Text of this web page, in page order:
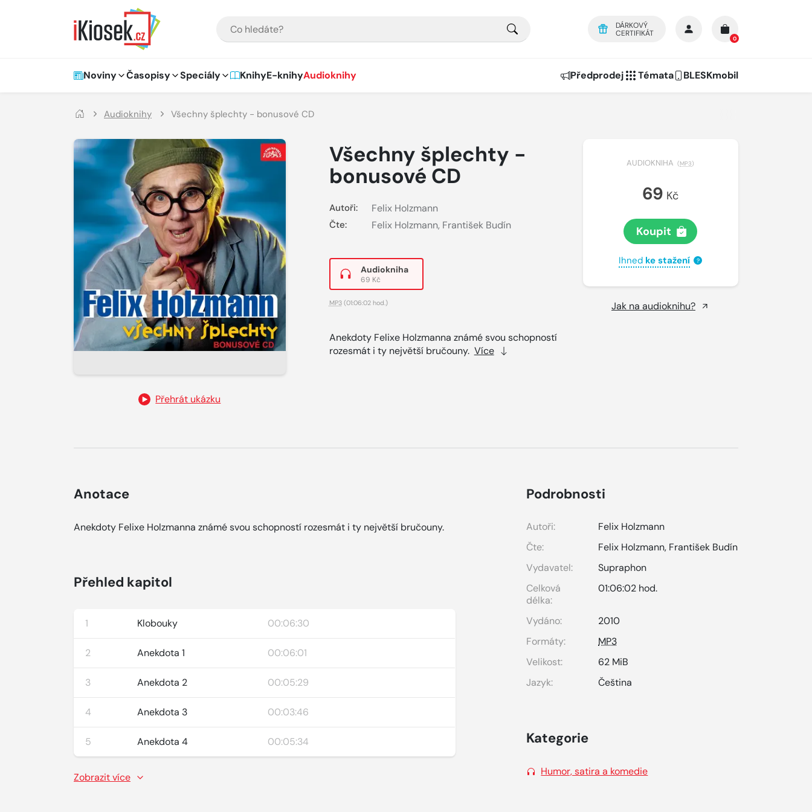
DÁRKOVÝ
CERTIFIKÁT
0
Hlavní navigace
Noviny Časopisy Speciály KnihyE-knihyAudioknihy Předprodej Témata BLESKmobil
Audioknihy Všechny šplechty - bonusové CD
Přehrát ukázku
Všechny šplechty -
bonusové CD
Autoři: Felix Holzmann
Čte: Felix Holzmann, František Budín
Audiokniha
69 Kč
MP3(01:06:02 hod.)
Anekdoty Felixe Holzmanna známé svou schopností
rozesmát i ty největší bručouny. Více
AUDIOKNIHA (MP3)
69 Kč
Koupit
Ihned ke stažení ?
Jak na audioknihu?
Anotace
Anekdoty Felixe Holzmanna známé svou schopností rozesmát i ty největší bručouny.
Přehled kapitol
1 Klobouky 00:06:30
2 Anekdota 1 00:06:01
3 Anekdota 2 00:05:29
4 Anekdota 3 00:03:46
5 Anekdota 4 00:05:34
Zobrazit více
Podrobnosti
Autoři:
Felix Holzmann
Čte:
Felix Holzmann, František Budín
Vydavatel:
Supraphon
Celková
délka:
01:06:02 hod.
Vydáno:
2010
Formáty:
MP3
Velikost:
62 MiB
Jazyk:
Čeština
Kategorie
Humor, satira a komedie